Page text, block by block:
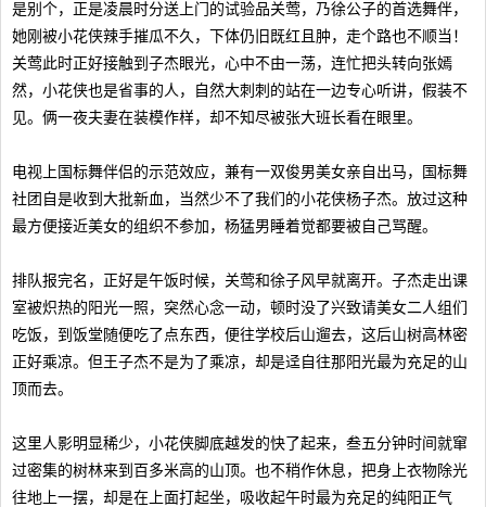
是别个，正是凌晨时分送上门的试验品关莺，乃徐公子的首选舞伴，
她刚被小花侠辣手摧瓜不久，下体仍旧既红且肿，走个路也不顺当！
关莺此时正好接触到子杰眼光，心中不由一荡，连忙把头转向张嫣
然，小花侠也是省事的人，自然大刺刺的站在一边专心听讲，假装不
见。俩一夜夫妻在装模作样，却不知尽被张大班长看在眼里。
电视上国标舞伴侣的示范效应，兼有一双俊男美女亲自出马，国标舞
社团自是收到大批新血，当然少不了我们的小花侠杨子杰。放过这种
最方便接近美女的组织不参加，杨猛男睡着觉都要被自己骂醒。
排队报完名，正好是午饭时候，关莺和徐子风早就离开。子杰走出课
室被炽热的阳光一照，突然心念一动，顿时没了兴致请美女二人组们
吃饭，到饭堂随便吃了点东西，便往学校后山遛去，这后山树高林密
正好乘凉。但王子杰不是为了乘凉，却是迳自往那阳光最为充足的山
顶而去。
这里人影明显稀少，小花侠脚底越发的快了起来，叁五分钟时间就窜
过密集的树林来到百多米高的山顶。也不稍作休息，把身上衣物除光
往地上一摆，却是在上面打起坐，吸收起午时最为充足的纯阳正气